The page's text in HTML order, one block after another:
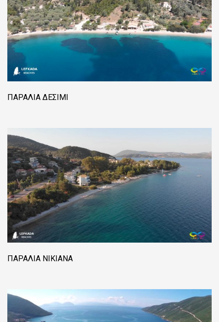
ΠΑΡΑΛΊΑ ΔΕΣΊΜΙ
ΠΑΡΑΛΊΑ ΝΙΚΙΆΝΑ